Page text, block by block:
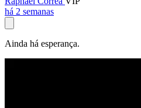
há 2 semanas
Ainda há esperança.